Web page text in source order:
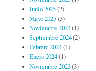
Junio 2025(2)
Mayo 2025(3)
Noviembre 2024(1)
Septiembre 2024(2)
Febrero 2024(1)
Enero 2024(1)
Noviembre 2023(3)